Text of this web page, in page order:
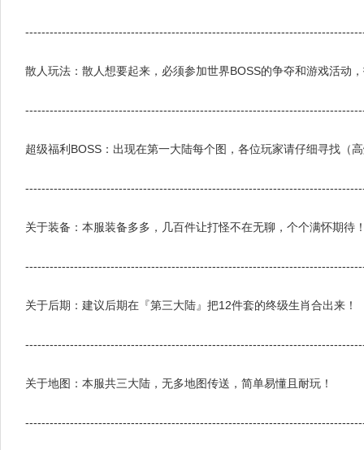
散人玩法：散人想要起来，必须参加世界BOSS的争夺和游戏活动
超级福利BOSS：出现在第一大陆每个图，各位玩家请仔细寻找（
关于装备：本服装备多多，几百件让打怪不在无聊，个个满怀期待
关于后期：建议后期在『第三大陆』把12件套的终级生肖合出来！
关于地图：本服共三大陆，无多地图传送，简单易懂且耐玩！